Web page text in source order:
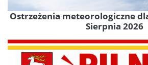
Ostrzeżenia meteorologiczne
Sierpnia 2026